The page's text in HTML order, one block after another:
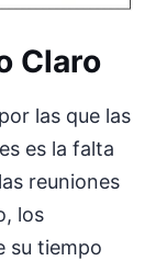
Claro
las que las
es la falta
reuniones
los
su tiempo